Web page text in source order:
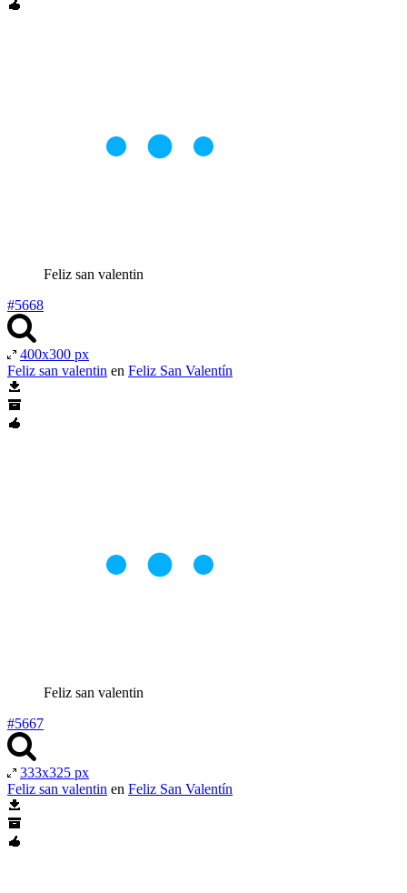
Feliz san valentin
#5668
400x300 px
Feliz san valentin en Feliz San Valentín
Feliz san valentin
#5667
333x325 px
Feliz san valentin en Feliz San Valentín